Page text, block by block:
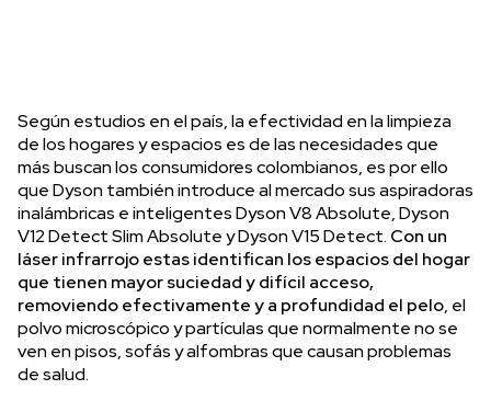
Según estudios en el país, la efectividad en la limpieza
de los hogares y espacios es de las necesidades que
más buscan los consumidores colombianos, es por ello
que Dyson también introduce al mercado sus aspiradoras
inalámbricas e inteligentes Dyson V8 Absolute, Dyson
V12 Detect Slim Absolute y Dyson V15 Detect. Con un
láser infrarrojo estas identifican los espacios del hogar
que tienen mayor suciedad y difícil acceso,
removiendo efectivamente y a profundidad el pelo, el
polvo microscópico y partículas que normalmente no se
ven en pisos, sofás y alfombras que causan problemas
de salud.